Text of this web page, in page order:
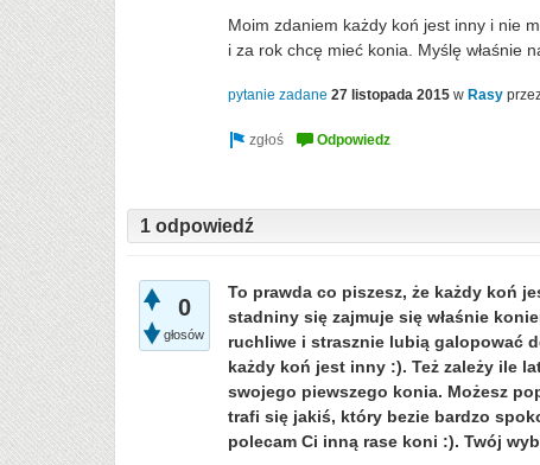
Moim zdaniem każdy koń jest inny i nie
i za rok chcę mieć konia. Myślę właśnie
pytanie zadane 27 listopada 2015 w Rasy
1 odpowiedź
0
głosów
To prawda co piszesz, że każdy koń
stadniny się zajmuje się właśnie
ruchliwe i strasznie lubią galopować
każdy koń jest inny :). Też zależy ile
swojego piewszego konia. Możesz
trafi się jakiś, który bezie bardzo
polecam Ci inną rase koni :). Twój